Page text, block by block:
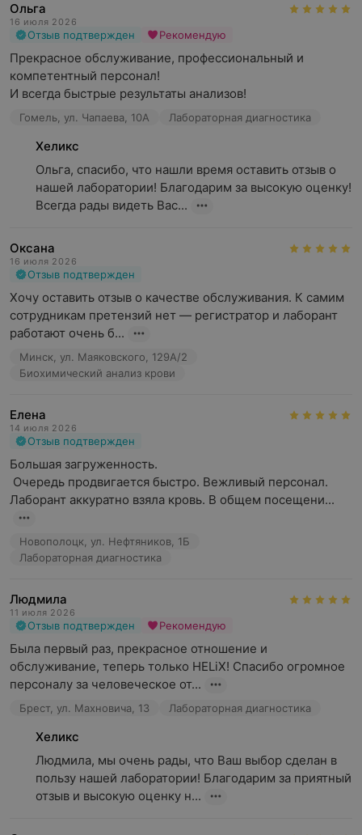
Ольга
16 июля 2026
Отзыв подтвержден Рекомендую
Прекрасное обслуживание, профессиональный и
компетентный персонал!
И всегда быстрые результаты анализов!
Гомель, ул. Чапаева, 10А Лабораторная диагностика
Хеликс
Ольга, спасибо, что нашли время оставить отзыв о
нашей лаборатории! Благодарим за высокую оценку!
Всегда рады видеть Вас...
Оксана
16 июля 2026
Отзыв подтвержден
Хочу оставить отзыв о качестве обслуживания. К самим
сотрудникам претензий нет — регистратор и лаборант
работают очень б...
Минск, ул. Маяковского, 129А/2
Биохимический анализ крови
Елена
14 июля 2026
Отзыв подтвержден
Большая загруженность.
Лаборант аккуратно взяла кровь. В общем посещени...
Новополоцк, ул. Нефтяников, 1Б
Лабораторная диагностика
Людмила
11 июля 2026
Отзыв подтвержден Рекомендую
Была первый раз, прекрасное отношение и
обслуживание, теперь только HELiX! Спасибо огромное
персоналу за человеческое от...
Брест, ул. Махновича, 13 Лабораторная диагностика
Хеликс
Людмила, мы очень рады, что Ваш выбор сделан в
пользу нашей лаборатории! Благодарим за приятный
отзыв и высокую оценку н...